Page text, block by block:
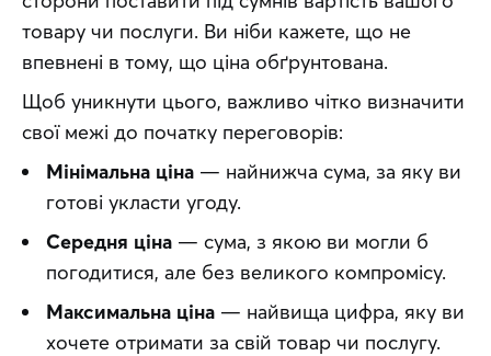
товару чи послуги. Ви ніби кажете, що не
впевнені в тому, що ціна обґрунтована.
Щоб уникнути цього, важливо чітко визначити
свої межі до початку переговорів:
Мінімальна ціна — найнижча сума, за яку ви
готові укласти угоду.
Середня ціна — сума, з якою ви могли б
погодитися, але без великого компромісу.
Максимальна ціна — найвища цифра, яку ви
хочете отримати за свій товар чи послугу.